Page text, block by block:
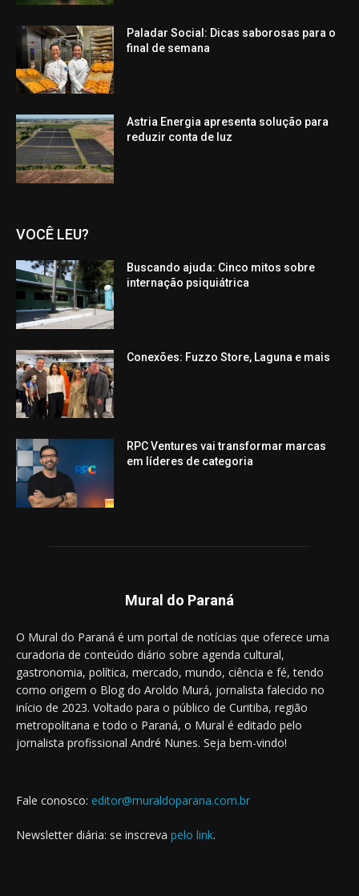
Paladar Social: Dicas saborosas para o
final de semana
Astria Energia apresenta solução para
reduzir conta de luz
VOCÊ LEU?
Buscando ajuda: Cinco mitos sobre
internação psiquiátrica
Conexões: Fuzzo Store, Laguna e mais
RPC Ventures vai transformar marcas
em líderes de categoria
Mural do Paraná
O Mural do Paraná é um portal de notícias que oferece uma
curadoria de conteúdo diário sobre agenda cultural,
gastronomia, política, mercado, mundo, ciência e fé, tendo
como origem o Blog do Aroldo Murá, jornalista falecido no
início de 2023. Voltado para o público de Curitiba, região
metropolitana e todo o Paraná, o Mural é editado pelo
jornalista profissional André Nunes. Seja bem-vindo!
Fale conosco: editor@muraldoparana.com.br
Newsletter diária: se inscreva pelo link.